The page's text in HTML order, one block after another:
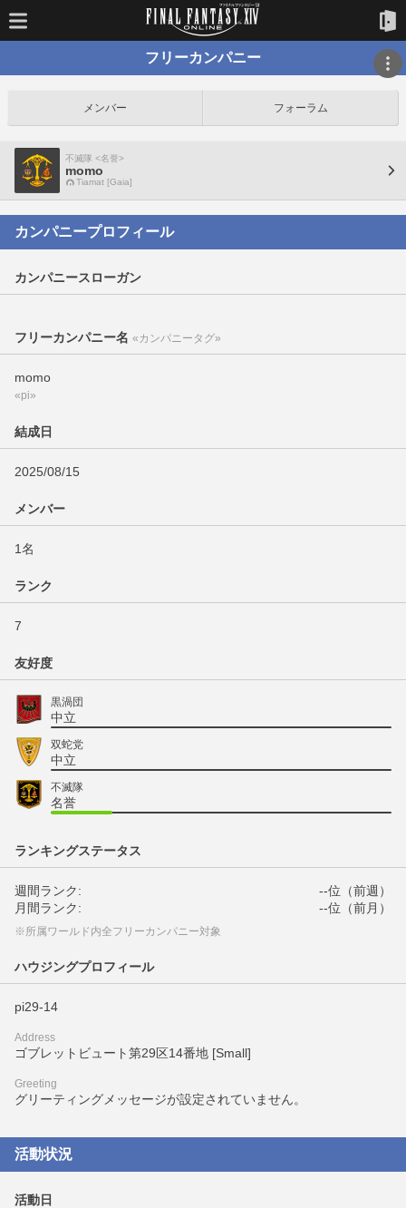
フリーカンパニー
メンバー フォーラム
不滅隊 <名誉>
momo
Tiamat [Gaia]
カンパニープロフィール
カンパニースローガン
フリーカンパニー名 «カンパニータグ»
momo
«pi»
結成日
2025/08/15
メンバー
1名
ランク
7
友好度
黒渦団
中立
双蛇党
中立
不滅隊
名誉
ランキングステータス
週間ランク:
--位（前週）
月間ランク:
--位（前月）
※所属ワールド内全フリーカンパニー対象
ハウジングプロフィール
pi29-14
Address
ゴブレットビュート第29区14番地 [Small]
Greeting
グリーティングメッセージが設定されていません。
活動状況
活動日